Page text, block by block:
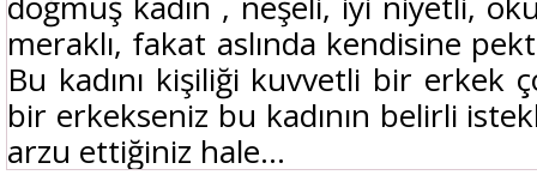
meraklı, fakat aslında kendisine
Bu kadını kişiliği kuvvetli bir erkek
bir erkekseniz bu kadının belirli
arzu ettiğiniz hale...